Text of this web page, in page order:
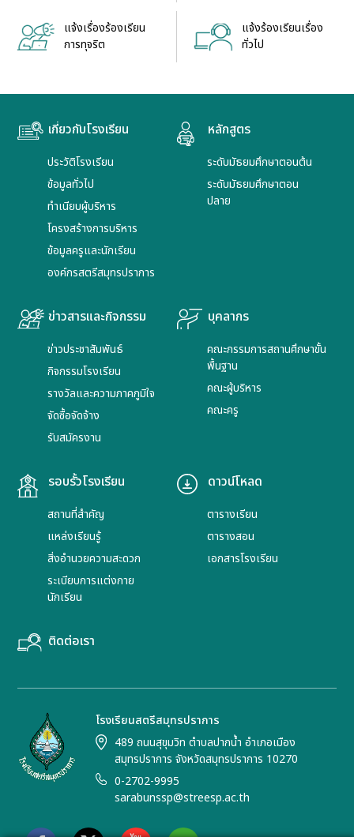
แจ้งเรื่องร้องเรียน
การทุจริต
แจ้งร้องเรียนเรื่อง
ทั่วไป
เกี่ยวกับโรงเรียน
ประวัติโรงเรียน
ข้อมูลทั่วไป
ทำเนียบผู้บริหาร
โครงสร้างการบริหาร
ข้อมูลครูและนักเรียน
องค์กรสตรีสมุทรปราการ
หลักสูตร
ระดับมัธยมศึกษาตอนต้น
ระดับมัธยมศึกษาตอน
ปลาย
ข่าวสารและกิจกรรม
ข่าวประชาสัมพันธ์
กิจกรรมโรงเรียน
รางวัลและความภาคภูมิใจ
จัดซื้อจัดจ้าง
รับสมัครงาน
บุคลากร
คณะกรรมการสถานศึกษาขั้น
พื้นฐาน
คณะผู้บริหาร
คณะครู
รอบรั้วโรงเรียน
สถานที่สำคัญ
แหล่งเรียนรู้
สิ่งอำนวยความสะดวก
ระเบียบการแต่งกาย
นักเรียน
ดาวน์โหลด
ตารางเรียน
ตารางสอน
เอกสารโรงเรียน
ติดต่อเรา
โรงเรียนสตรีสมุทรปราการ
489 ถนนสุขุมวิท ตำบลปากน้ำ อำเภอเมือง
สมุทรปราการ จังหวัดสมุทรปราการ 10270
0-2702-9995
sarabunssp@streesp.ac.th